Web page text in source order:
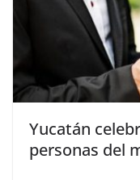
Yucatán
personas del